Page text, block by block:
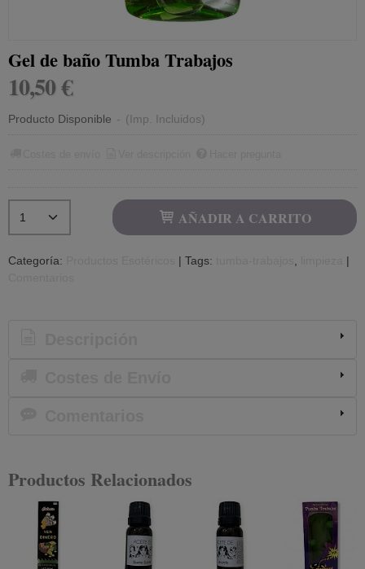
Gel de baño Tumba Trabajos
10,50 €
Producto Disponible - (Imp. Incluidos)
AÑADIR A CARRITO
Categoría: | Tags:
|
Productos Relacionados